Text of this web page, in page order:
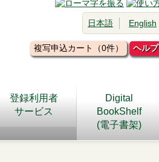
日本語 English
複写申込カート（0件） ヘルプ
登録利用者
サービス
Digital
BookShelf
(電子書架)